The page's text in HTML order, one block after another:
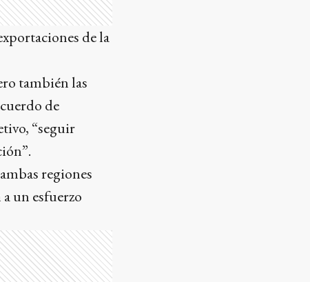
de la
también las
de
“seguir
regiones
un esfuerzo